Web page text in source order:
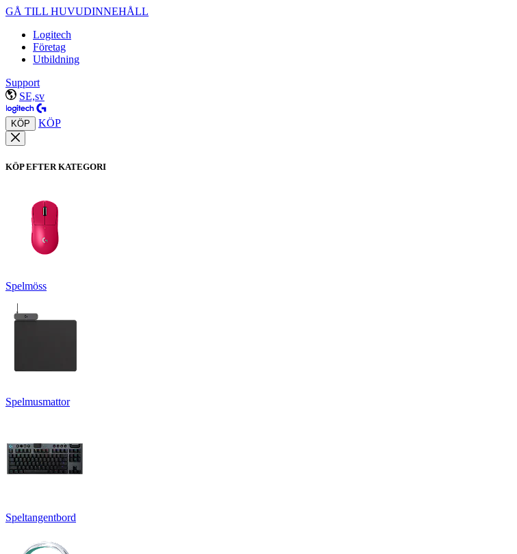
GÅ TILL HUVUDINNEHÅLL
Logitech
Företag
Utbildning
Support
SE,sv
KÖP KÖP
KÖP EFTER KATEGORI
Spelmöss
Spelmusmattor
Speltangentbord